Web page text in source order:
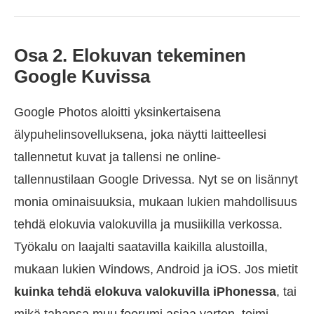
Osa 2. Elokuvan tekeminen
Google Kuvissa
Google Photos aloitti yksinkertaisena
älypuhelinsovelluksena, joka näytti laitteellesi
tallennetut kuvat ja tallensi ne online-
tallennustilaan Google Drivessa. Nyt se on lisännyt
monia ominaisuuksia, mukaan lukien mahdollisuus
tehdä elokuvia valokuvilla ja musiikilla verkossa.
Työkalu on laajalti saatavilla kaikilla alustoilla,
mukaan lukien Windows, Android ja iOS. Jos mietit
kuinka tehdä elokuva valokuvilla iPhonessa, tai